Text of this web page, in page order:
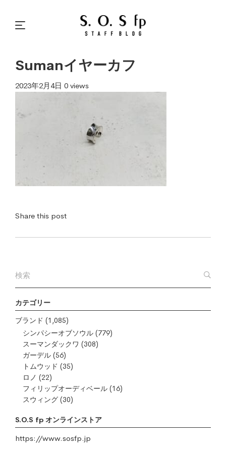
カテゴリー
ブランド (1,085)
シンパシーオブソウル (779)
スーマンダックワ (308)
ガーデル (56)
トムウッド (35)
ロノ (22)
フィリップオーディベール (16)
スウィング (30)
S.O.S fp オンラインストア
https://www.sosfp.jp
Sumanイヤーカフ
2023年2月4日 0 views
Share this post